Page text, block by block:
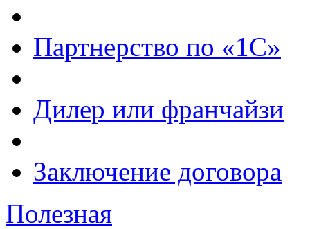
Партнерство по «1С»
Дилер или франчайзи
Заключение договора
Полезная